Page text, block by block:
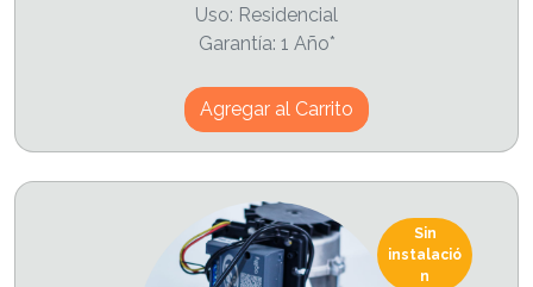
Uso: Residencial
Garantía: 1 Año*
Agregar al Carrito
Sin
instalació
n